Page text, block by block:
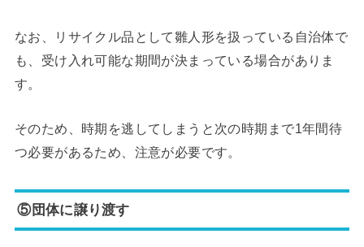
なお、リサイクル品として雛人形を扱っている自治体で
も、受け入れ可能な期間が決まっている場合がありま
す。
そのため、時期を逃してしまうと次の時期まで1年間待
つ必要があるため、注意が必要です。
⑤団体に譲り渡す